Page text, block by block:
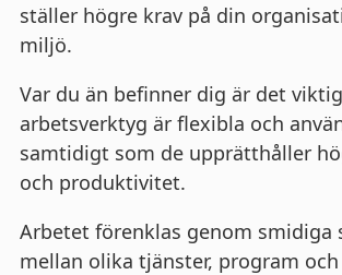
ställer högre krav på din
miljö.
Var du än befinner dig är det
arbetsverktyg är flexibla och
samtidigt som de upprätthåller
och produktivitet.
Arbetet förenklas genom smidiga
mellan olika tjänster, program